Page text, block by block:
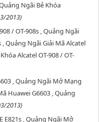
Ngãi Bẻ Khóa
2013)
/ OT-908s , Quảng Ngãi
, Quảng Ngãi Giải Mã Alcatel
Alcatel OT-908 / OT-
, Quảng Ngãi Mở Mạng
Huawei G6603 , Quảng
2013)
E821s , Quảng Ngãi Mở